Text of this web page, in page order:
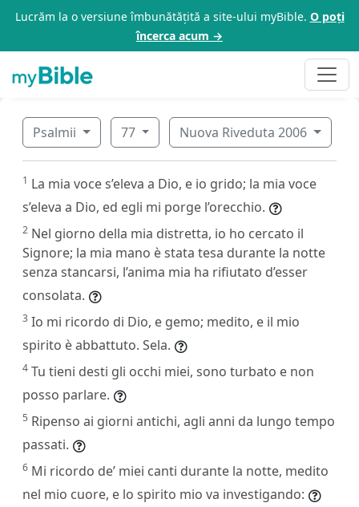
Lucrăm la o versiune îmbunătățită a site-ului myBible. O poți
încerca acum →
Psalmii 77 Nuova Riveduta 2006
1 La mia voce s’eleva a Dio, e io grido; la mia voce
s’eleva a Dio, ed egli mi porge l’orecchio.
2 Nel giorno della mia distretta, io ho cercato il
Signore; la mia mano è stata tesa durante la notte
senza stancarsi, l’anima mia ha rifiutato d’esser
consolata.
3 Io mi ricordo di Dio, e gemo; medito, e il mio
spirito è abbattuto. Sela.
4 Tu tieni desti gli occhi miei, sono turbato e non
posso parlare.
5 Ripenso ai giorni antichi, agli anni da lungo tempo
passati.
6 Mi ricordo de’ miei canti durante la notte, medito
nel mio cuore, e lo spirito mio va investigando: